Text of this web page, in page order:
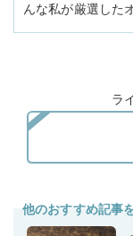
んな私が厳選した
ラ
他のおすすめ記事